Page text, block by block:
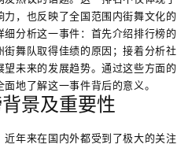
，也反映了全国范围内街舞文化的
分析这一事件：首先介绍排行榜的
舞队取得佳绩的原因；接着分析社
未来的发展趋势。通过这些方面的
地了解这一事件背后的意义。
景及重要性
年来在国内外都受到了极大的关注